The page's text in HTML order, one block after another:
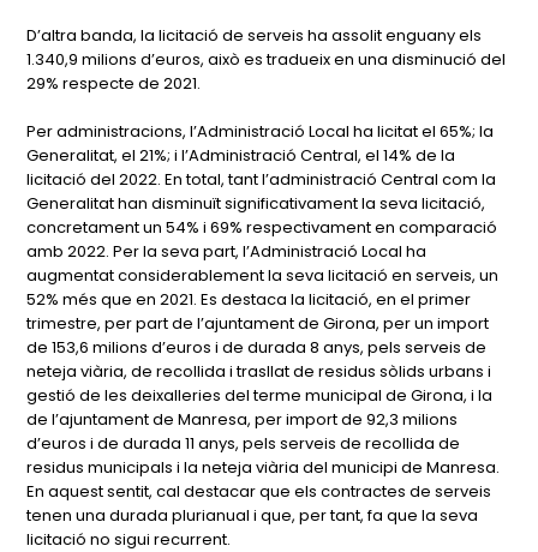
D’altra banda, la licitació de serveis ha assolit enguany els
1.340,9 milions d’euros, això es tradueix en una disminució del
29% respecte de 2021.
Per administracions, l’Administració Local ha licitat el 65%; la
Generalitat, el 21%; i l’Administració Central, el 14% de la
licitació del 2022. En total, tant l’administració Central com la
Generalitat han disminuït significativament la seva licitació,
concretament un 54% i 69% respectivament en comparació
amb 2022. Per la seva part, l’Administració Local ha
augmentat considerablement la seva licitació en serveis, un
52% més que en 2021. Es destaca la licitació, en el primer
trimestre, per part de l’ajuntament de Girona, per un import
de 153,6 milions d’euros i de durada 8 anys, pels serveis de
neteja viària, de recollida i trasllat de residus sòlids urbans i
gestió de les deixalleries del terme municipal de Girona, i la
de l’ajuntament de Manresa, per import de 92,3 milions
d’euros i de durada 11 anys, pels serveis de recollida de
residus municipals i la neteja viària del municipi de Manresa.
En aquest sentit, cal destacar que els contractes de serveis
tenen una durada plurianual i que, per tant, fa que la seva
licitació no sigui recurrent.